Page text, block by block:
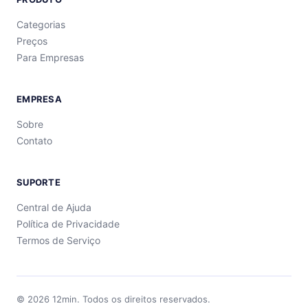
Categorias
Preços
Para Empresas
EMPRESA
Sobre
Contato
SUPORTE
Central de Ajuda
Política de Privacidade
Termos de Serviço
© 2026 12min. Todos os direitos reservados.